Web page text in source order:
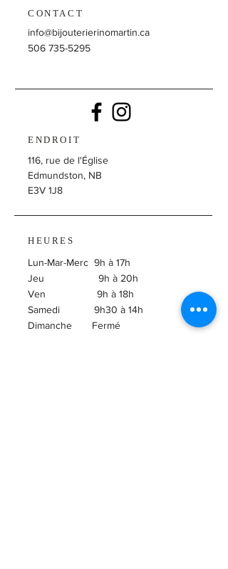
CONTACT
info@bijouterierinomartin.ca
506 735-5295
ENDROIT
116, rue de l'Église
Edmundston, NB
E3V 1J8
HEURES
Lun-Mar-Merc 9h à 17h
Jeu 9h à 20h
Ven 9h à 18h
Samedi 9h30 à 14h
​Dimanche Fermé